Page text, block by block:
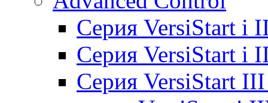
Cерия VersiStart i
Cерия VersiStart i
Cерия VersiStart